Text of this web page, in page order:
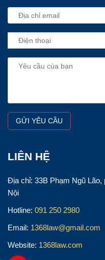
LIÊN HỆ
Địa chỉ: 33B Phạm Ngũ
Nội
Hotline: 091 250 2980
Email: 1368law@gmail.com
Website: 1368law.com